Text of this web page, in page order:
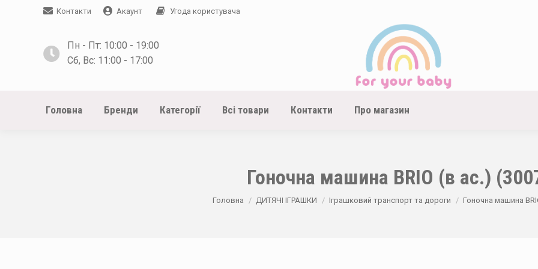
Контакти Акаунт Угода користувача
Пн - Пт: 10:00 - 19:00
Сб, Вс: 11:00 - 17:00
Головна Бренди Категорії Всі товари Контакти Про магазин
Гоночна машина BRIO (в ас.)
You are here:
Головна ДИТЯЧІ ІГРАШКИ Іграшковий транспорт та дороги Гоночна машина